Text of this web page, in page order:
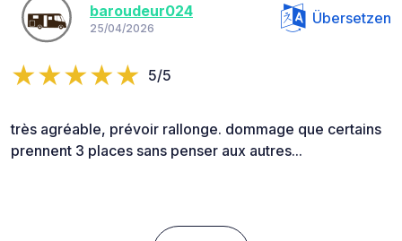
baroudeur024
25/04/2026
Übersetzen
5/5
très agréable, prévoir rallonge. dommage que certains
prennent 3 places sans penser aux autres...